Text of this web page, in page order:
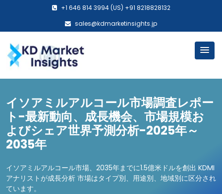
+1 646 814 3994 (US) +91 8218828132
sales@kdmarketinsights.jp
イソアミルアルコール市場調査レポー
ト-最新動向、成長機会、市場規模お
よびシェア世界予測分析-2025年～
2035年
イソアミルアルコール市場、2035年までに1.5億米ドルを創出 KDMI
アナリストが成長分析 市場はタイプ別、用途別、地域別に区分され
ています。